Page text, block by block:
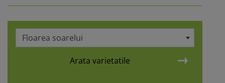
Floarea soarelui
Arata varietatile